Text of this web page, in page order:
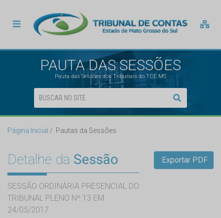
PAUTA DAS SESSÕES
Pauta das Sessões dos Tribunais do TCE MS
Página Inicial Pautas da Sessões
Detalhe da Sessão
SESSÃO ORDINÁRIA PRESENCIAL DO
TRIBUNAL PLENO Nº 13 EM
24/05/2017
Exportar PDF